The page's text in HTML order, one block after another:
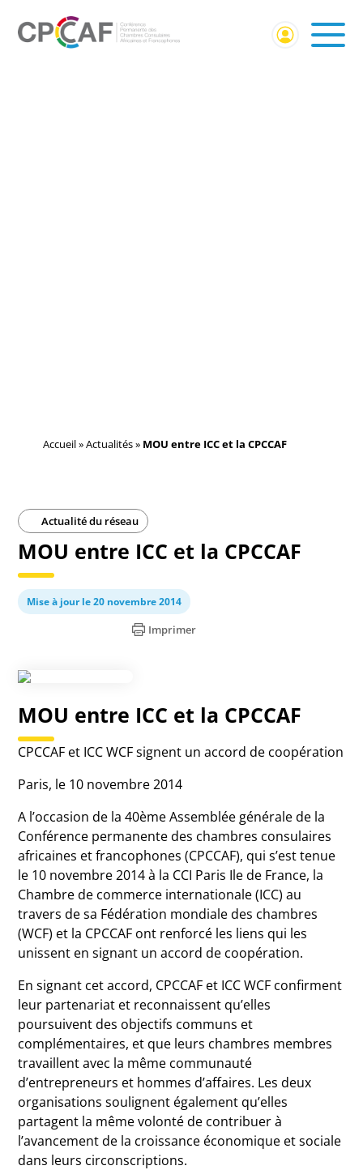
Accueil»Actualités» MOU entre ICC et la CPCCAF
Actualité du réseau
MOU entre ICC et la CPCCAF
Mise à jour le 20 novembre 2014
Imprimer
MOU entre ICC et la CPCCAF
CPCCAF et ICC WCF signent un accord de coopération
Paris, le 10 novembre 2014
A l’occasion de la 40ème Assemblée générale de la
Conférence permanente des chambres consulaires
africaines et francophones (CPCCAF), qui s’est tenue
le 10 novembre 2014 à la CCI Paris Ile de France, la
Chambre de commerce internationale (ICC) au
travers de sa Fédération mondiale des chambres
(WCF) et la CPCCAF ont renforcé les liens qui les
unissent en signant un accord de coopération.
En signant cet accord, CPCCAF et ICC WCF confirment
leur partenariat et reconnaissent qu’elles
poursuivent des objectifs communs et
complémentaires, et que leurs chambres membres
travaillent avec la même communauté
d’entrepreneurs et hommes d’affaires. Les deux
organisations soulignent également qu’elles
partagent la même volonté de contribuer à
l’avancement de la croissance économique et sociale
dans leurs circonscriptions.